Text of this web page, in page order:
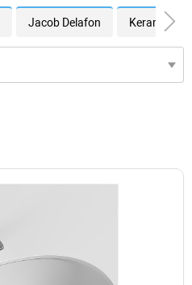
Jacob Delafon Kerama